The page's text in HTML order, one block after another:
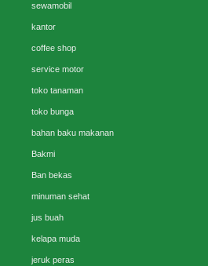
sewamobil
kantor
coffee shop
service motor
toko tanaman
toko bunga
bahan baku makanan
Bakmi
Ban bekas
minuman sehat
jus buah
kelapa muda
jeruk peras